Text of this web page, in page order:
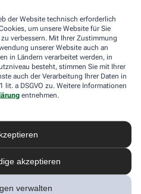
der Website technisch erforderlich
um unsere Website für Sie
verbessern. Mit Ihrer Zustimmung
unserer Website auch an
in Ländern verarbeitet werden, in
besteht, stimmen Sie mit Ihrer
auch der Verarbeitung Ihrer Daten in
lit. a DSGVO zu. Weitere Informationen
entnehmen.
akzeptieren
verwalten